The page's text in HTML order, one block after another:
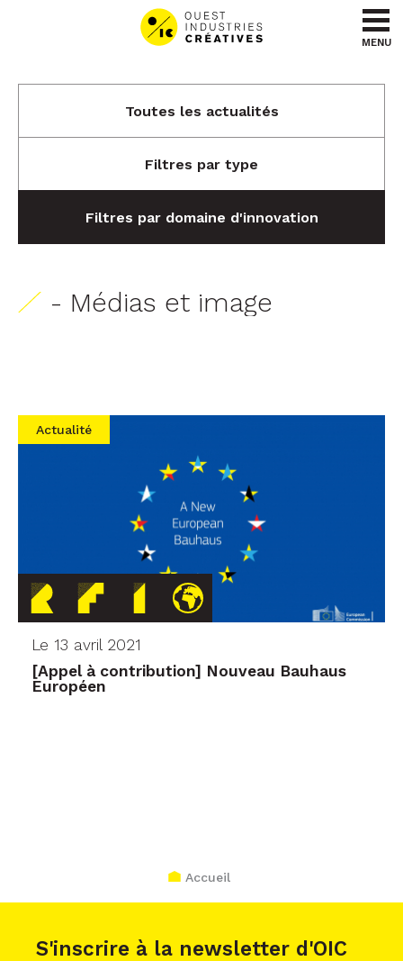
Aller au menu
Aller au contenu
MENU
Toutes les actualités
Filtres par type
Filtres par domaine d'innovation
- Médias et image
Actualité
Le 13 avril 2021
[Appel à contribution] Nouveau Bauhaus
Européen
Accueil
S'inscrire à la newsletter d'OIC